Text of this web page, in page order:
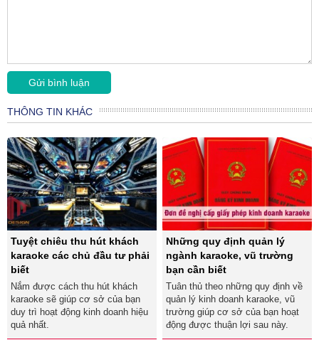
THÔNG TIN KHÁC
Tuyệt chiêu thu hút khách
karaoke các chủ đầu tư phải
biết
Nắm được cách thu hút khách
karaoke sẽ giúp cơ sở của bạn
duy trì hoạt động kinh doanh hiệu
quả nhất.
Những quy định quản lý
ngành karaoke, vũ trường
bạn cần biết
Tuân thủ theo những quy định về
quản lý kinh doanh karaoke, vũ
trường giúp cơ sở của bạn hoạt
động được thuận lợi sau này.